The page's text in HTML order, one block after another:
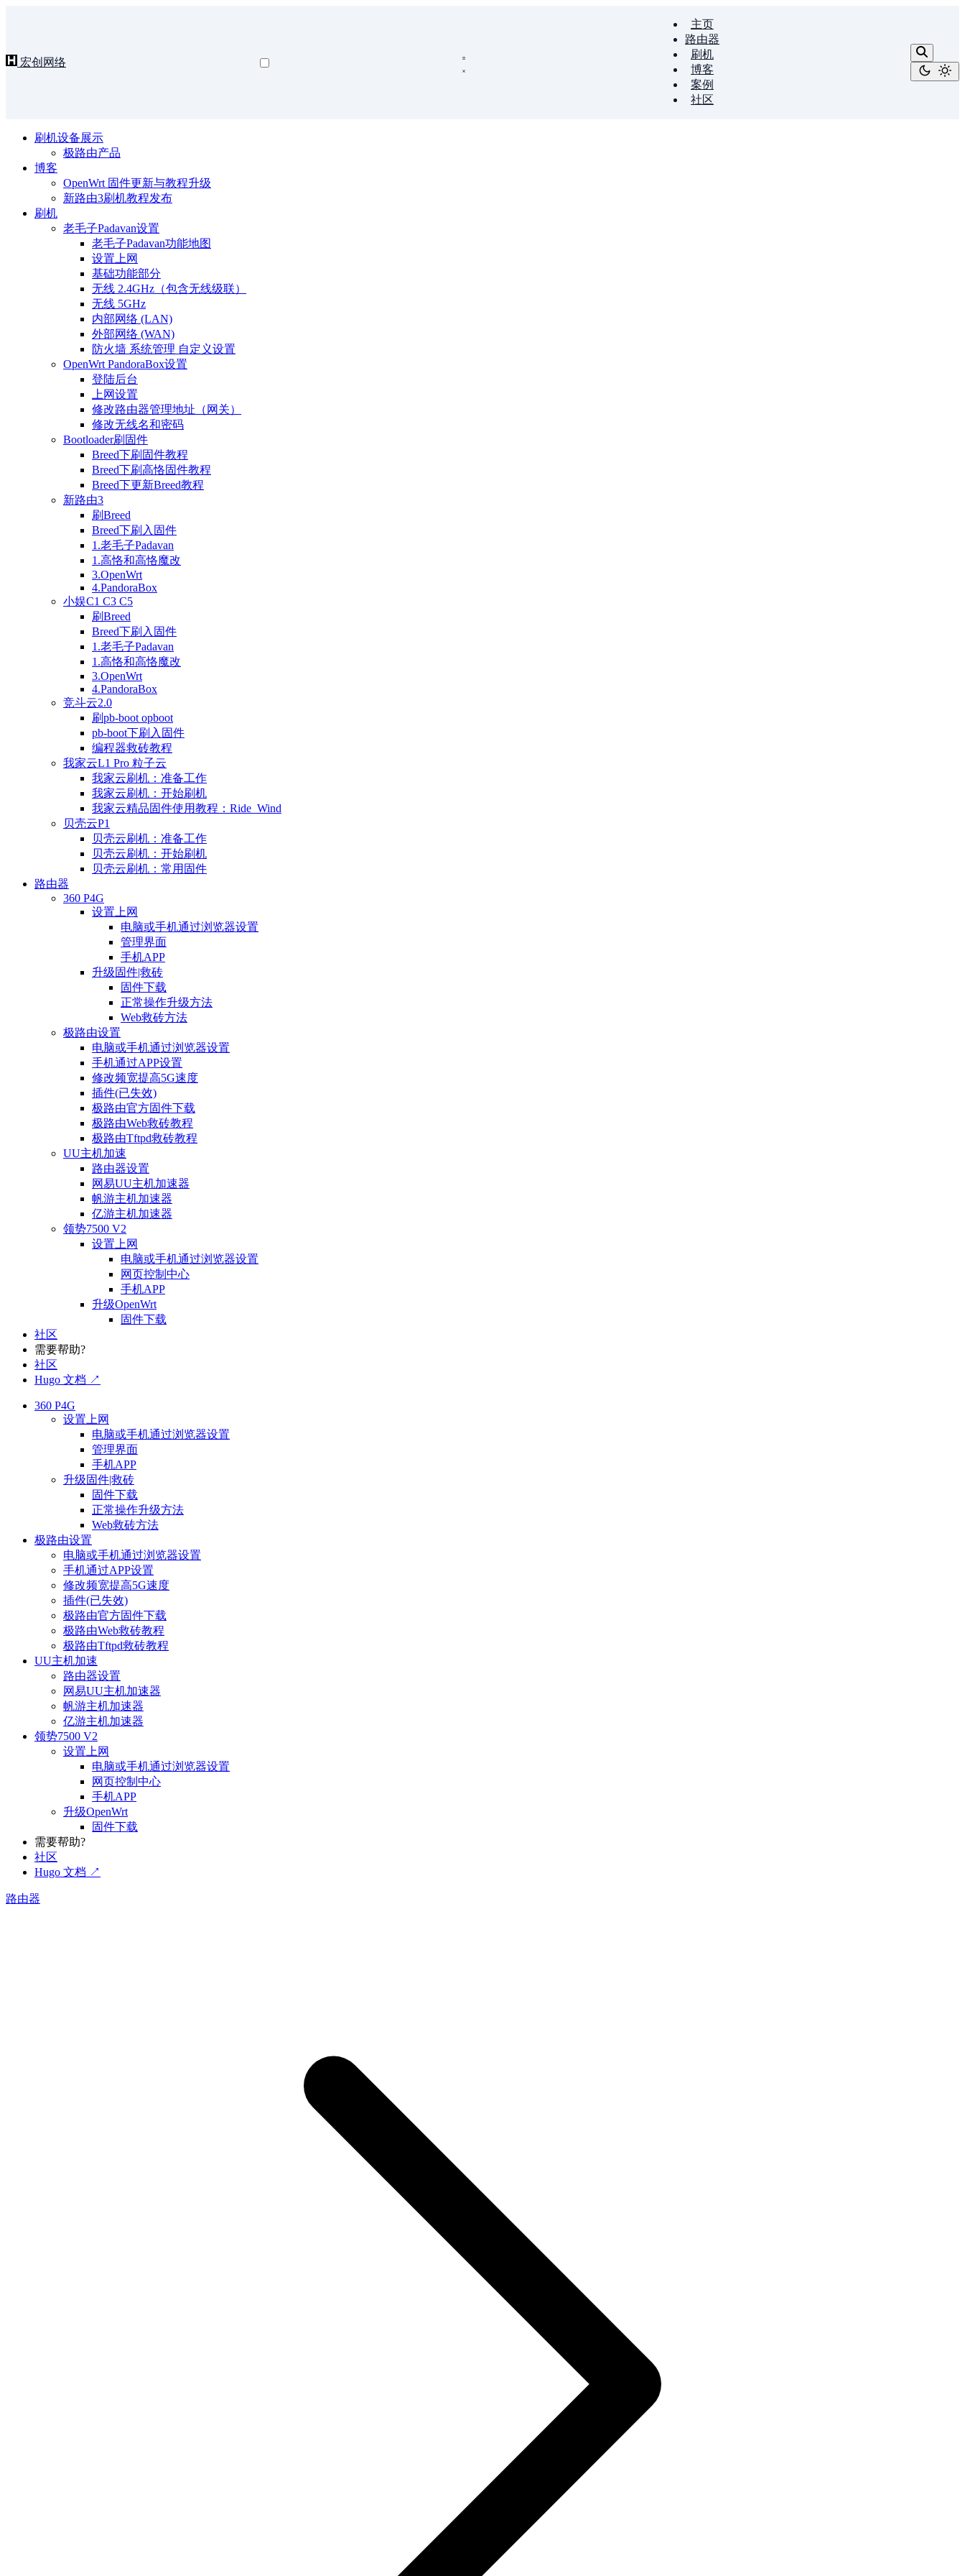
宏创网络
主页
路由器
刷机
博客
案例
社区
刷机设备展示
极路由产品
博客
OpenWrt 固件更新与教程升级
新路由3刷机教程发布
刷机
老毛子Padavan设置
老毛子Padavan功能地图
设置上网
基础功能部分
无线 2.4GHz（包含无线级联）
无线 5GHz
内部网络 (LAN)
外部网络 (WAN)
防火墙 系统管理 自定义设置
OpenWrt PandoraBox设置
登陆后台
上网设置
修改路由器管理地址（网关）
修改无线名和密码
Bootloader刷固件
Breed下刷固件教程
Breed下刷高恪固件教程
Breed下更新Breed教程
新路由3
刷Breed
Breed下刷入固件
1.老毛子Padavan
1.高恪和高恪魔改
3.OpenWrt
4.PandoraBox
小娱C1 C3 C5
刷Breed
Breed下刷入固件
1.老毛子Padavan
1.高恪和高恪魔改
3.OpenWrt
4.PandoraBox
竞斗云2.0
刷pb-boot opboot
pb-boot下刷入固件
编程器救砖教程
我家云L1 Pro 粒子云
我家云刷机：准备工作
我家云刷机：开始刷机
我家云精品固件使用教程：Ride_Wind
贝壳云P1
贝壳云刷机：准备工作
贝壳云刷机：开始刷机
贝壳云刷机：常用固件
路由器
360 P4G
设置上网
电脑或手机通过浏览器设置
管理界面
手机APP
升级固件|救砖
固件下载
正常操作升级方法
Web救砖方法
极路由设置
电脑或手机通过浏览器设置
手机通过APP设置
修改频宽提高5G速度
插件(已失效)
极路由官方固件下载
极路由Web救砖教程
极路由Tftpd救砖教程
UU主机加速
路由器设置
网易UU主机加速器
帆游主机加速器
亿游主机加速器
领势7500 V2
设置上网
电脑或手机通过浏览器设置
网页控制中心
手机APP
升级OpenWrt
固件下载
社区
需要帮助?
社区
Hugo 文档 ↗
360 P4G
设置上网
电脑或手机通过浏览器设置
管理界面
手机APP
升级固件|救砖
固件下载
正常操作升级方法
Web救砖方法
极路由设置
电脑或手机通过浏览器设置
手机通过APP设置
修改频宽提高5G速度
插件(已失效)
极路由官方固件下载
极路由Web救砖教程
极路由Tftpd救砖教程
UU主机加速
路由器设置
网易UU主机加速器
帆游主机加速器
亿游主机加速器
领势7500 V2
设置上网
电脑或手机通过浏览器设置
网页控制中心
手机APP
升级OpenWrt
固件下载
需要帮助?
社区
Hugo 文档 ↗
路由器